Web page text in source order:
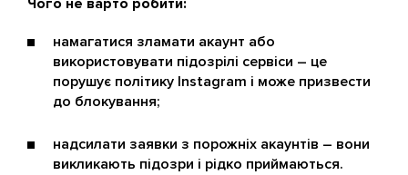
Чого не варто робити:
намагатися зламати акаунт або
використовувати підозрілі сервіси – це
порушує політику Instagram і може призвести
до блокування;
надсилати заявки з порожніх акаунтів – вони
викликають підозри і рідко приймаються.